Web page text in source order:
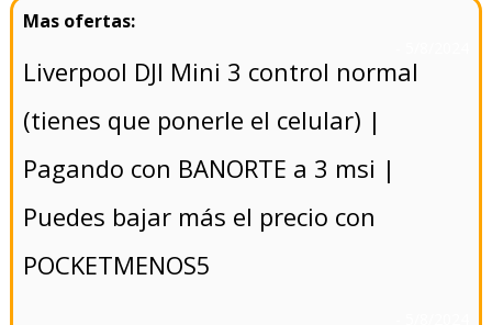
Liverpool DJI Mini 3 control normal
(tienes que ponerle el celular) |
Pagando con BANORTE a 3 msi |
Puedes bajar más el precio con
POCKETMENOS5